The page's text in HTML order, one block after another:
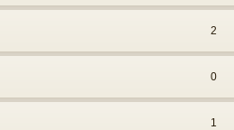
2
0
1